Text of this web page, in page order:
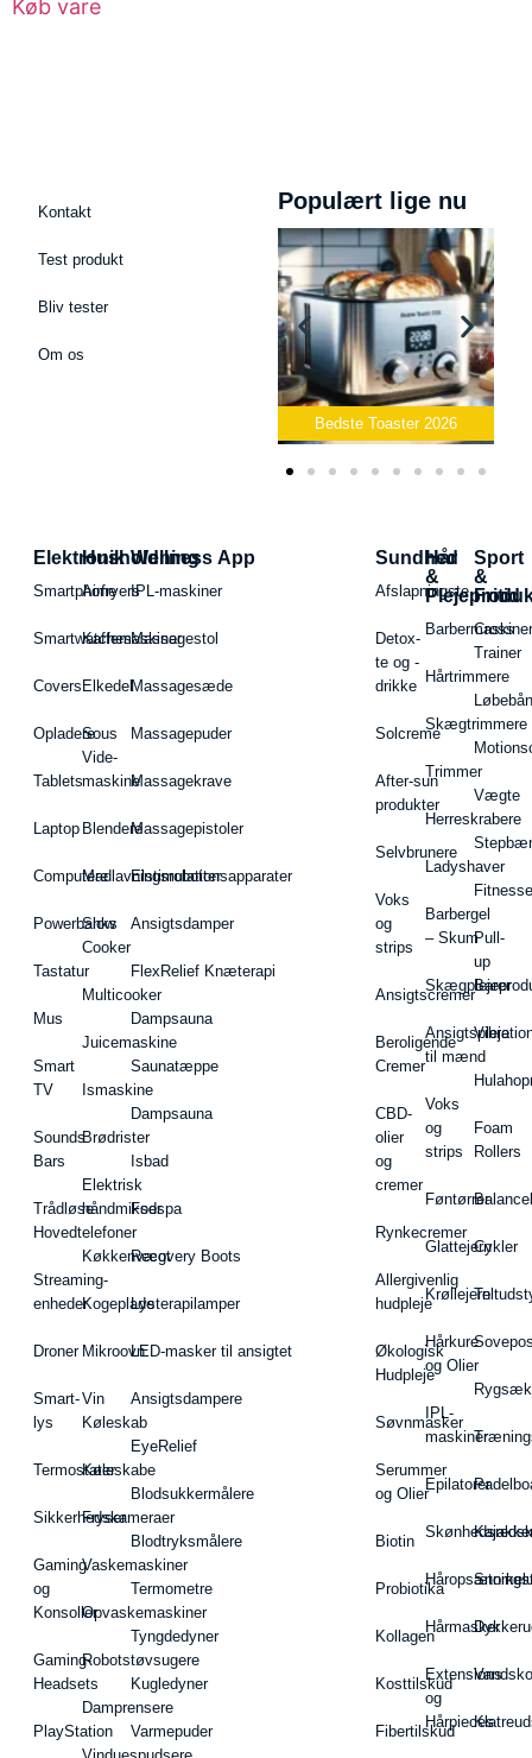
Køb vare
Kontakt
Test produkt
Bliv tester
Om os
Populært lige nu
Bedste Elkedel
Elektronik
Smartphone
Smartwatches
Covers
Opladere
Tablets
Laptop
Computere
Powerbanks
Tastatur
Mus
Smart
TV
Sounds
Bars
Trådløse
Hovedtelefoner
Streaming-
enheder
Droner
Smart-
lys
Termostater
Sikkerhedskameraer
Gaming
og
Konsoller
Gaming-
Headsets
PlayStation
Husholdning
Airfryers
Kaffemaskiner
Elkedel
Sous
Vide-
maskine
Blendere
Madlavningsrobotter
Slow
Cooker
Multicooker
Juicemaskine
Ismaskine
Brødrister
Elektrisk
håndmikser
Køkkenvægt
Kogeplade
Mikroovn
Vin
Køleskab
Køleskabe
Fryser
Vaskemaskiner
Opvaskemaskiner
Robotstøvsugere
Damprensere
Wellness App
IPL-maskiner
Massagestol
Massagesæde
Massagepuder
Massagekrave
Massagepistoler
Elstimulationsapparater
Ansigtsdamper
FlexRelief Knæterapi
Dampsauna
Saunatæppe
Dampsauna
Isbad
Fodspa
Recovery Boots
Lysterapilamper
LED-masker til ansigtet
Ansigtsdampere
EyeRelief
Blodsukkermålere
Blodtryksmålere
Termometre
Tyngdedyner
Kugledyner
Varmepuder
Sundhed
Afslapningste
Detox-
te og -
drikke
Solcreme
After-sun
produkter
Selvbrunere
Voks
og
strips
Ansigtscremer
Beroligende
Cremer
CBD-
olier
og
cremer
Rynkecremer
Allergivenlig
hudpleje
Økologisk
Hudpleje
Søvnmasker
Serummer
og Olier
Biotin
Probiotika
Kollagen
Kosttilskud
Fibertilskud
Hår
&
Hårtrimmere
Skægtrimmere
Trimmer
Herreskrabere
Ladyshaver
Barbergel
– Skum
Ansigtspleje
til mænd
Voks
og
strips
Føntørrer
Glattejern
Krøllejern
Hårkure
og Olier
IPL-
maskiner
Epilatorer
Hårmasker
Extensions
og
Hårpieces
Sport
&
Fritid
Cross
Trainer
Vægte
Pull-
up
Barer
Foam
Rollers
Cykler
Vandsko